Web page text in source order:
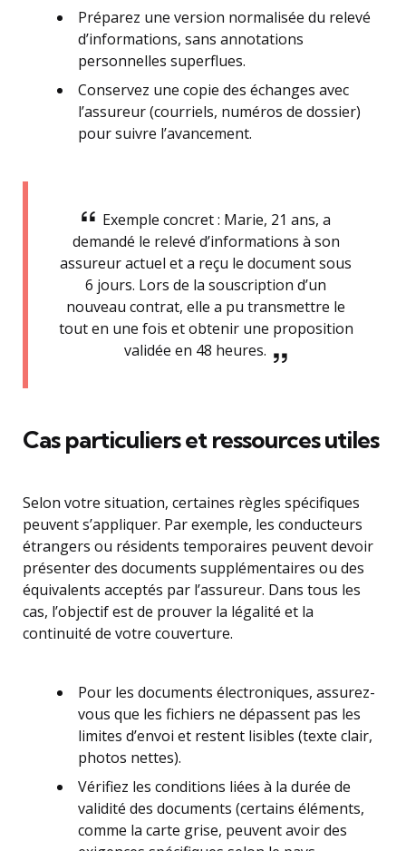
Préparez une version normalisée du relevé
d’informations, sans annotations
personnelles superflues.
Conservez une copie des échanges avec
l’assureur (courriels, numéros de dossier)
pour suivre l’avancement.
Exemple concret : Marie, 21 ans, a
demandé le relevé d’informations à son
assureur actuel et a reçu le document sous
6 jours. Lors de la souscription d’un
nouveau contrat, elle a pu transmettre le
tout en une fois et obtenir une proposition
validée en 48 heures.
Cas particuliers et ressources utiles
Selon votre situation, certaines règles spécifiques
peuvent s’appliquer. Par exemple, les conducteurs
étrangers ou résidents temporaires peuvent devoir
présenter des documents supplémentaires ou des
équivalents acceptés par l’assureur. Dans tous les
cas, l’objectif est de prouver la légalité et la
continuité de votre couverture.
Pour les documents électroniques, assurez-
vous que les fichiers ne dépassent pas les
limites d’envoi et restent lisibles (texte clair,
photos nettes).
Vérifiez les conditions liées à la durée de
validité des documents (certains éléments,
comme la carte grise, peuvent avoir des